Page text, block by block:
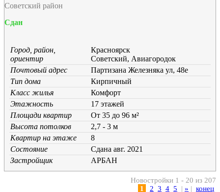
Советский район
Сдан
Город, район,
ориентир
Красноярск
Советский, Авиагородок
Почтовый адрес
Партизана Железняка ул, 48е
Тип дома
Кирпичный
Класс жилья
Комфорт
Этажность
17 этажей
Площади квартир
От 35 до 96 м²
Высота потолков
2,7 - 3 м
Квартир на этаже
8
Состояние
Cдана авг. 2021
Застройщик
АРБАН
Новостройки 1 - 20 из 207
1
2 3 4 5 | » | конец